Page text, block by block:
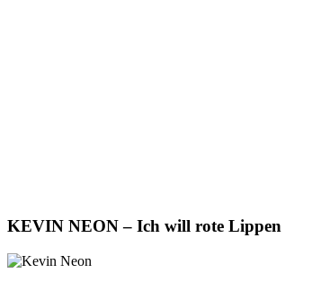
KEVIN NEON – Ich will rote Lippen